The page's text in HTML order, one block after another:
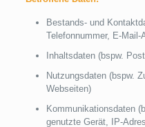
Bestands- und
Telefonnummer, E-Mail-
Inhaltsdaten (bspw.
Nutzungsdaten (bspw.
Webseiten)
Kommunikationsdaten
genutzte Gerät, IP-